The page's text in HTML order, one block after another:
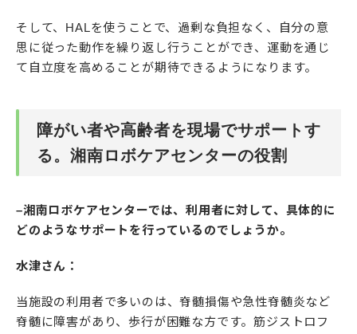
そして、HALを使うことで、過剰な負担なく、自分の意
思に従った動作を繰り返し行うことができ、運動を通じ
て自立度を高めることが期待できるようになります。
障がい者や高齢者を現場でサポートす
る。湘南ロボケアセンターの役割
–湘南ロボケアセンターでは、利用者に対して、具体的に
どのようなサポートを行っているのでしょうか。
水津さん：
当施設の利用者で多いのは、脊髄損傷や急性脊髄炎など
脊髄に障害があり、歩行が困難な方です。筋ジストロフ